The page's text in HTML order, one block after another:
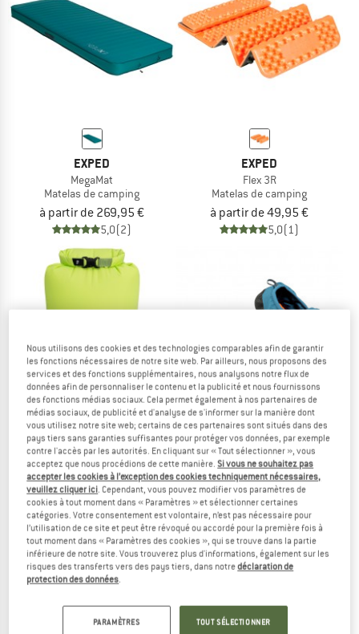
EXPED
MegaMat
Matelas de camping
à partir de 269,95 €
5,0(2)
EXPED
Flex 3R
Matelas de camping
à partir de 49,95 €
5,0(1)
EXPED
Drybag Versa Bright
Housse de rangement
à partir de 14,95 €
5,0(1)
EXPED
Camp Slipper
Chaussons de chalet
44,95 €à partir de 38,21 €
4,5(46)
Nous utilisons des cookies et des technologies comparables afin de garantir
les fonctions nécessaires de notre site web. Par ailleurs, nous proposons des
services et des fonctions supplémentaires, nous analysons notre flux de
données afin de personnaliser le contenu et la publicité et nous fournissons
des fonctions médias sociaux. Cela permet également à nos partenaires de
médias sociaux, de publicité et d'analyse de s'informer sur la manière dont
vous utilisez notre site web; certains de ces partenaires sont situés dans des
pays tiers sans garanties suffisantes pour protéger vos données, par exemple
contre l'accès par les autorités. En cliquant sur « Tout sélectionner », vous
acceptez que nous procédions de cette manière.Si vous ne souhaitez pas
accepter les cookies à l’exception des cookies techniquement nécessaires,
veuillez cliquer ici. Cependant, vous pouvez modifier vos paramètres de
cookies à tout moment dans « Paramètres » et sélectionner certaines
catégories. Votre consentement est volontaire, n’est pas nécessaire pour
l’utilisation de ce site et peut être révoqué ou accordé pour la première fois à
tout moment dans « Paramètres des cookies », qui se trouve dans la partie
inférieure de notre site. Vous trouverez plus d'informations, également sur les
risques des transferts vers des pays tiers, dans notredéclaration de
protection des données.
PARAMÈTRES TOUT SÉLECTIONNER